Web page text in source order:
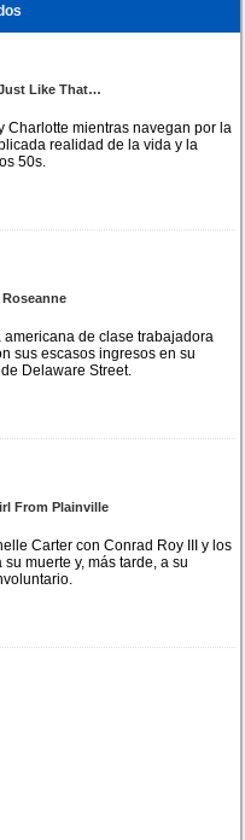
Like That…
Charlotte mientras navegan por la
realidad de la vida y la
50s.
Roseanne
de clase trabajadora
sus escasos ingresos en su
Delaware Street.
From Plainville
Carter con Conrad Roy III y los
muerte y, más tarde, a su